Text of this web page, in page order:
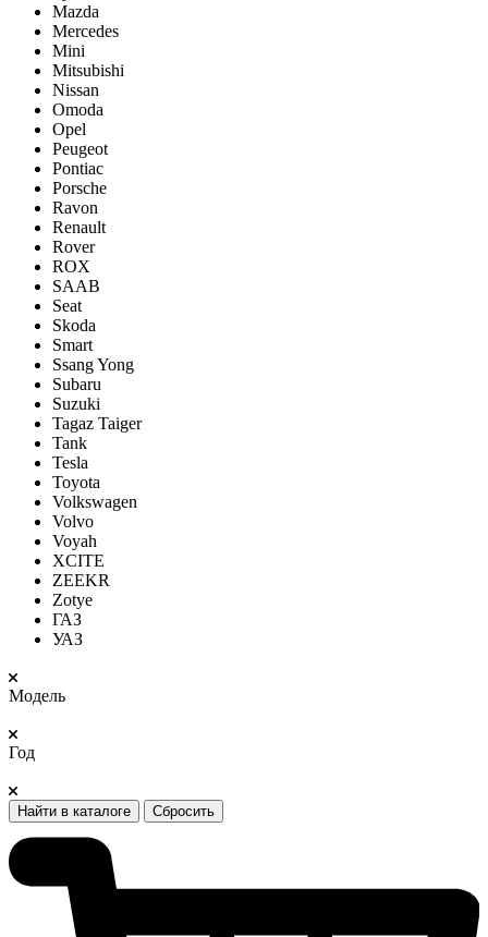
Mazda
Mercedes
Mini
Mitsubishi
Nissan
Omoda
Opel
Peugeot
Pontiac
Porsсhe
Ravon
Renault
Rover
ROX
SAAB
Seat
Skoda
Smart
Ssang Yong
Subaru
Suzuki
Tagaz Taiger
Tank
Tesla
Toyota
Volkswagen
Volvo
Voyah
XCITE
ZEEKR
Zotye
ГАЗ
УАЗ
Модель
Год
Найти в каталоге Сбросить